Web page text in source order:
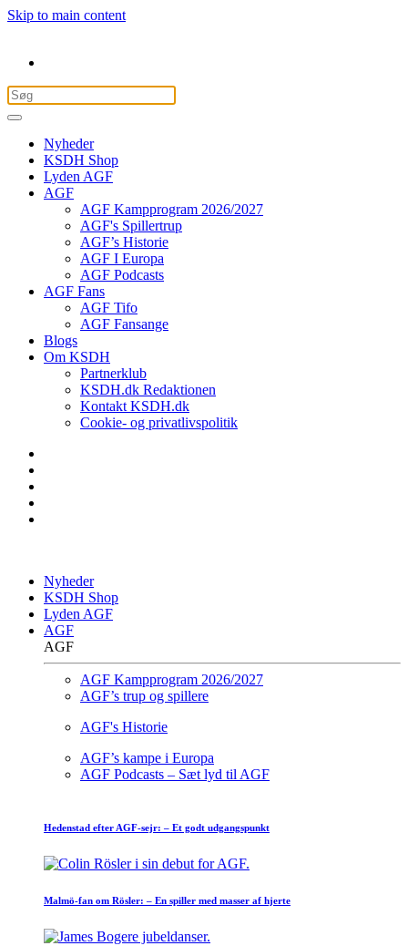
Skip to main content
Nyheder
KSDH Shop
Lyden AGF
AGF
AGF Kampprogram 2026/2027
AGF's Spillertrup
AGF’s Historie
AGF I Europa
AGF Podcasts
AGF Fans
AGF Tifo
AGF Fansange
Blogs
Om KSDH
Partnerklub
KSDH.dk Redaktionen
Kontakt KSDH.dk
Cookie- og privatlivspolitik
Nyheder
KSDH Shop
Lyden AGF
AGF
AGF
AGF Kampprogram 2026/2027
AGF’s trup og spillere
AGF's Historie
AGF’s kampe i Europa
AGF Podcasts – Sæt lyd til AGF
Hedenstad efter AGF-sejr: – Et godt udgangspunkt
Malmö-fan om Rösler: – En spiller med masser af hjerte